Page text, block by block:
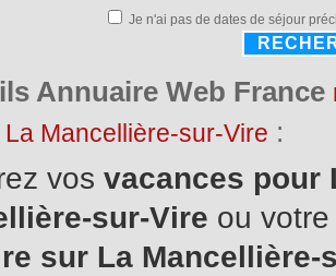
Je n'ai pas de dates de séjour
Annuaire Web France
Mancellière-sur-Vire :
vos vacances pour
sur-Vire ou
sur La